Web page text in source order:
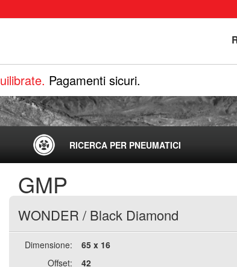
Pagamenti sicuri.
RICERCA PER PNEUMATICI
GMP
WONDER / Black Diamond
Dimensione:
65 x 16
Offset:
42